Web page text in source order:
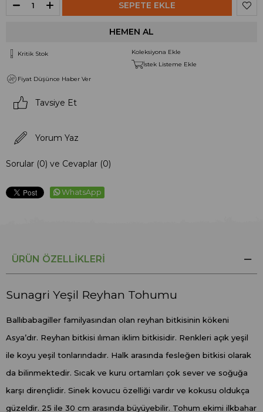
Kritik Stok
Koleksiyona Ekle
İstek Listeme Ekle
Fiyat Düşünce Haber Ver
Tavsiye Et
Yorum Yaz
Sorular (0) ve Cevaplar (0)
WhatsApp
ÜRÜN ÖZELLIKLERI
Sunagri Yeşil Reyhan Tohumu
Ballıbabagiller familyasından olan reyhan bitkisinin kökeni
Asya’dır. Reyhan bitkisi ılıman iklim bitkisidir. Renkleri açık yeşil
ile koyu yeşil tonlarındadır. Halk arasında fesleğen bitkisi olarak
da bilinmektedir. Sıcak ve kuru ortamları çok sever ve soğuğa
karşı dirençlidir. Sinek kovucu özelliği vardır ve kokusu oldukça
güzeldir. 25 ile 30 cm arasında büyüyebilir. Tohum ekimi ilkbahar